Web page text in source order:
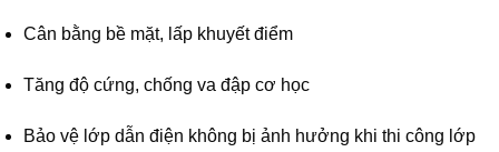
Cân bằng bề mặt, lấp khuyết điểm
Tăng độ cứng, chống va đập cơ học
Bảo vệ lớp dẫn điện không bị ảnh hưởng khi thi công lớp